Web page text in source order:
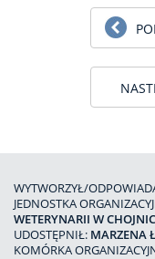
WYTWORZYŁ/
JEDNOSTKA
WETERYNARII W
UDOSTĘPNIŁ: MARZENA
KOMÓRKA